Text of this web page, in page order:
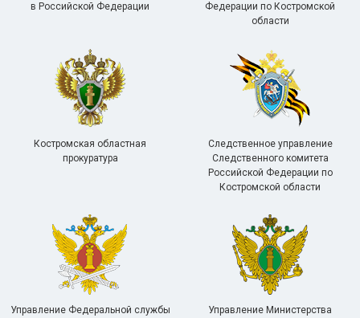
в Российской Федерации
Федерации по Костромской
области
Костромская областная
прокуратура
Следственное управление
Следственного комитета
Российской Федерации по
Костромской области
Управление Федеральной службы
Управление Министерства